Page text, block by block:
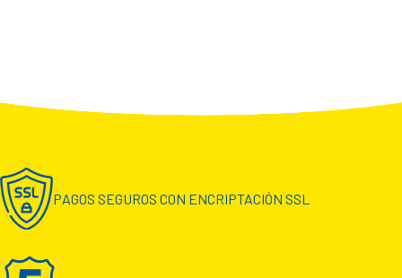
PAGOS SEGUROS CON ENCRIPTACIÓN SSL